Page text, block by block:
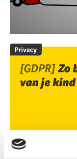
Privacy
[GDPR]Zo
van je